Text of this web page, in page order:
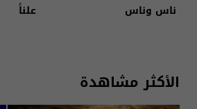
ناس وناس علناً
الأكثر مشاهدة